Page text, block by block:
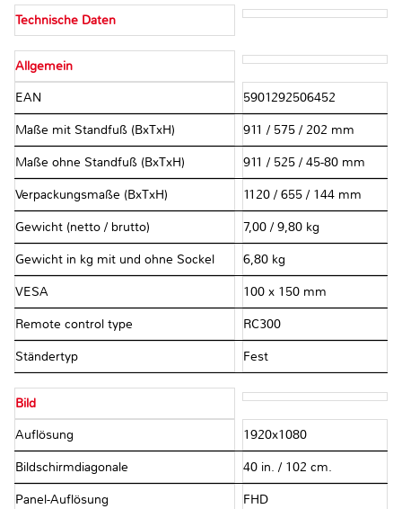
Technische Daten
Allgemein
EAN 5901292506452
Maße mit Standfuß (BxTxH) 911 / 575 / 202 mm
Maße ohne Standfuß (BxTxH) 911 / 525 / 45-80 mm
Verpackungsmaße (BxTxH) 1120 / 655 / 144 mm
Gewicht (netto / brutto) 7,00 / 9,80 kg
Gewicht in kg mit und ohne Sockel 6,80 kg
VESA 100 x 150 mm
Remote control type RC300
Ständertyp Fest
Bild
Auflösung 1920x1080
Bildschirmdiagonale 40 in. / 102 cm.
Panel-Auflösung FHD